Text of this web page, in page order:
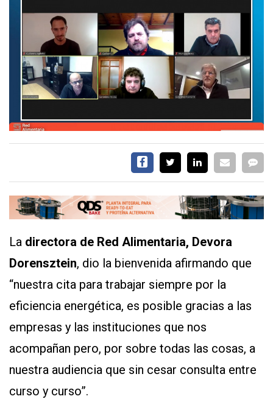
CAPACITACIONES
DIRECTORIO
CALENDARIO
MEDIA KIT
CONTÁCTENOS
TÉRMINOS
CONDICIONES
DE
MAPA
SITIO
SOMOS
La directora de Red Alimentaria, Devora
Dorensztein, dio la bienvenida afirmando que
“nuestra cita para trabajar siempre por la
eficiencia energética, es posible gracias a las
empresas y las instituciones que nos
acompañan pero, por sobre todas las cosas, a
nuestra audiencia que sin cesar consulta entre
curso y curso”.